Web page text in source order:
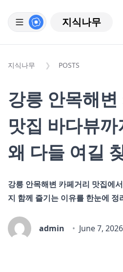
지식나무
지식나무 POSTS
강릉 안목해변
맛집 바다뷰
왜 다들 여길
강릉 안목해변 카페거리 맛집에
지 함께 즐기는 이유를 한눈에 정
admin June 7, 2026